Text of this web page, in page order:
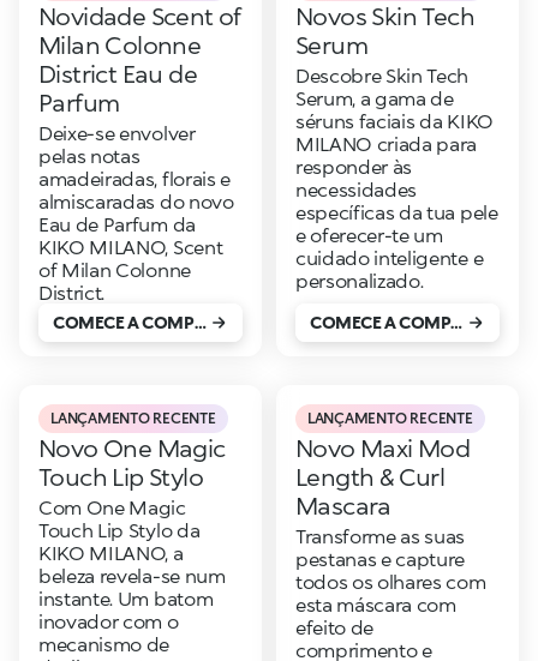
Novidade Scent of
Milan Colonne
District Eau de
Parfum
Deixe-se envolver
pelas notas
amadeiradas, florais e
almiscaradas do novo
Eau de Parfum da
KIKO MILANO, Scent
of Milan Colonne
District.
COMECE A COMPRAR
Novos Skin Tech
Serum
Descobre Skin Tech
Serum, a gama de
séruns faciais da KIKO
MILANO criada para
responder às
necessidades
específicas da tua pele
e oferecer-te um
cuidado inteligente e
personalizado.
COMECE A COMPRAR
LANÇAMENTO RECENTE
Novo One Magic
Touch Lip Stylo
Com One Magic
Touch Lip Stylo da
KIKO MILANO, a
beleza revela-se num
instante. Um batom
inovador com o
mecanismo de
LANÇAMENTO RECENTE
Novo Maxi Mod
Length & Curl
Mascara
Transforme as suas
pestanas e capture
todos os olhares com
esta máscara com
efeito de
comprimento e